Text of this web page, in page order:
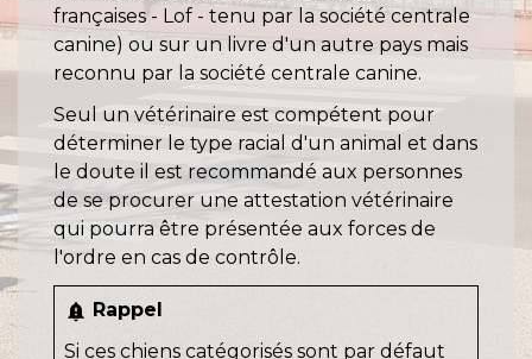
françaises - Lof - tenu par la société centrale
canine) ou sur un livre d'un autre pays mais
reconnu par la société centrale canine.
Seul un vétérinaire est compétent pour
déterminer le type racial d'un animal et dans
le doute il est recommandé aux personnes
de se procurer une attestation vétérinaire
qui pourra être présentée aux forces de
l'ordre en cas de contrôle.
notification_important Rappel
Si ces chiens catégorisés sont par défaut